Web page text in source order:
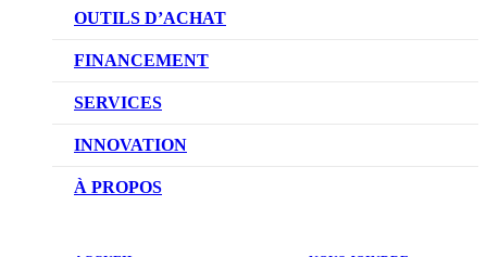
OFFRES DU CONCESSIONNAIRE
OUTILS D’ACHAT
CONFIGUREZ VOTRE VÉHICULE
RÉSERVEZ UN ESSAI ROUTIER
DEMANDEZ UN PRIX
FINANCEMENT
NOTRE DIFFÉRENCE
DEMANDE DE CRÉDIT AUTO
SERVICES
NOTRE PROMESSE
PRENDRE UN RENDEZ-VOUS
INNOVATION
TECHNOLOGIE SKYACTIV
À PROPOS